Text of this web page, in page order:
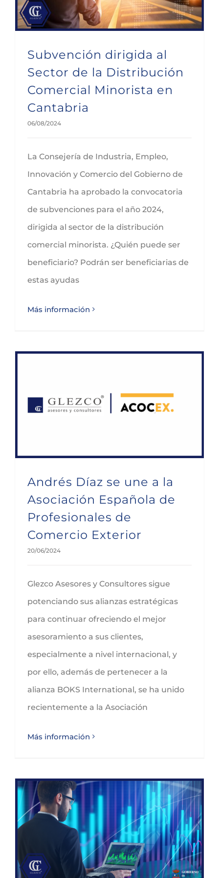
Subvención dirigida al
Sector de la Distribución
Comercial Minorista en
Cantabria
06/08/2024
La Consejería de Industria, Empleo,
Innovación y Comercio del Gobierno de
Cantabria ha aprobado la convocatoria
de subvenciones para el año 2024,
dirigida al sector de la distribución
comercial minorista. ¿Quién puede ser
beneficiario? Podrán ser beneficiarias de
estas ayudas
Más información
Andrés Díaz se une a la
Asociación Española de
Profesionales de
Comercio Exterior
20/06/2024
Glezco Asesores y Consultores sigue
potenciando sus alianzas estratégicas
para continuar ofreciendo el mejor
asesoramiento a sus clientes,
especialmente a nivel internacional, y
por ello, además de pertenecer a la
alianza BOKS International, se ha unido
recientemente a la Asociación
Más información